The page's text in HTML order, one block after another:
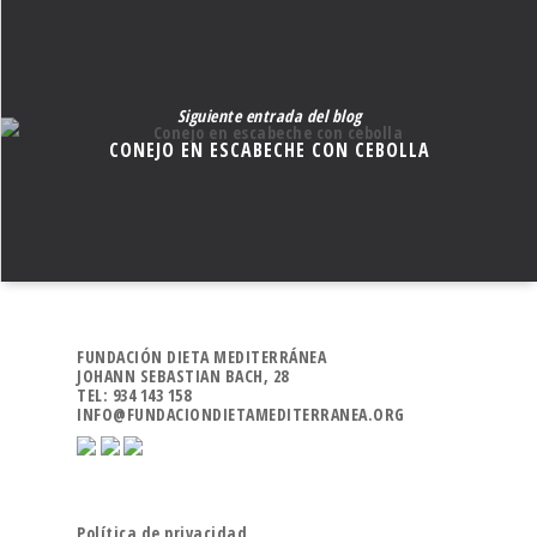
Siguiente entrada del blog
CONEJO EN ESCABECHE CON CEBOLLA
FUNDACIÓN DIETA MEDITERRÁNEA
JOHANN SEBASTIAN BACH, 28
TEL: 934 143 158
INFO@FUNDACIONDIETAMEDITERRANEA.ORG